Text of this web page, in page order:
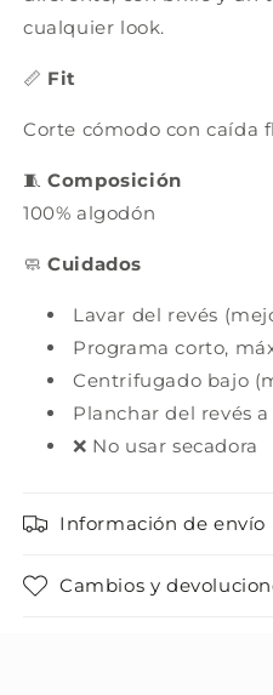
cualquier look.
📏 Fit
Corte cómodo con caída
🧵Composición
100% algodón
🧼Cuidados
Lavar del revés
Programa corto,
Centrifugado bajo
Planchar del revés
❌ No usar secadora
Información de envío
Cambios y